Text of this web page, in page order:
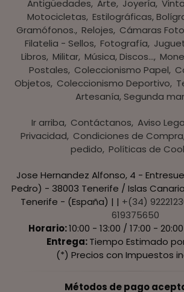
Antigüedades Arte Joyería
Motocicletas Estilográficas,
Gramófonos. Relojes Cámaras
Filatelia - Sellos Fotografía
Libros Militar Música, Discos...
Postales Coleccionismo Papel
Objetos Coleccionismo Deportivo
Artesanía, Segunda
Ir arriba Contáctanos Aviso
Privacidad Condiciones de Compra
pedido Políticas de
Jose Hernandez Alfonso, 4 -
Pedro) - 38003 Tenerife / Islas
Tenerife - (España) | | +(34)
619375650
Horario:10:00 - 13:00 / 17:00 -
Entrega:Tiempo Estimado
(*) Precios con Impuestos
Métodos de pago